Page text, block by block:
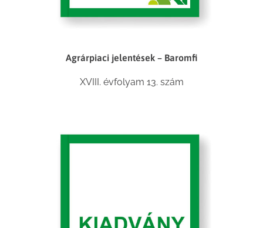
Agrárpiaci jelentések – Baromfi
XVIII. évfolyam 13. szám